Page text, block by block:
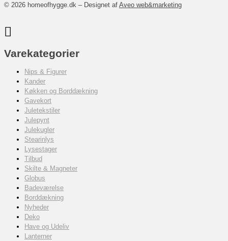
© 2026 homeofhygge.dk – Designet af Aveo web&marketing
Varekategorier
Nips & Figurer
Kander
Køkken og Borddækning
Gavekort
Juletekstiler
Julepynt
Julekugler
Stearinlys
Lysestager
Tilbud
Skilte & Magneter
Globus
Badeværelse
Borddækning
Nyheder
Deko
Have og Udeliv
Lanterner